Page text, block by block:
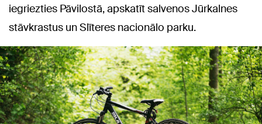
iegriezties Pāvilostā, apskatīt salvenos Jūrkalnes
stāvkrastus un Slīteres nacionālo parku.